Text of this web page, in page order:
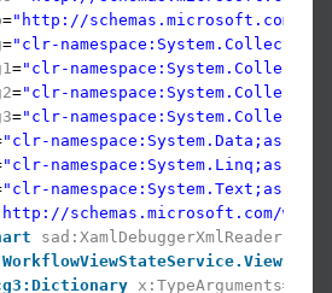
="http://schemas.microsoft.com/
="clr-
="clr-
="clr-
="clr-
"clr-
"clr-
"clr-
schemas.microsoft.com/
x:TypeArguments=